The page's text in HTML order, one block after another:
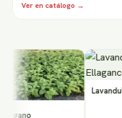
Ver en catálogo →
Lavandula